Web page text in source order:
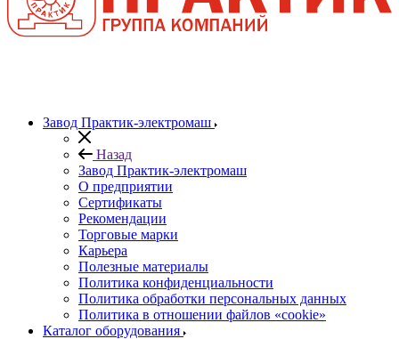
Завод Практик-электромаш
Назад
Завод Практик-электромаш
О предприятии
Сертификаты
Рекомендации
Торговые марки
Карьера
Полезные материалы
Политика конфиденциальности
Политика обработки персональных данных
Политика в отношении файлов «cookie»
Каталог оборудования